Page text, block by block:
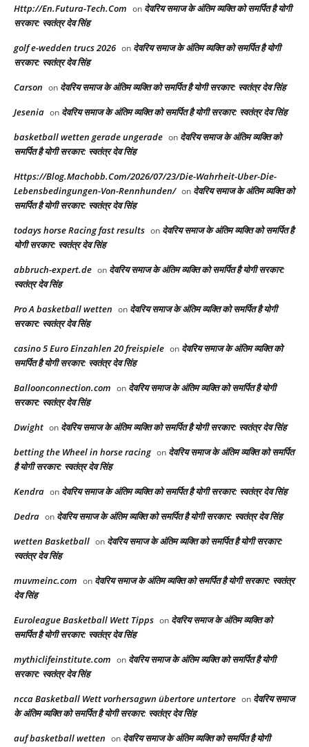
Http://En.Futura-Tech.Com on देवरिय समाज के अंतिम व्यक्ति को समर्पित है योगी
सरकार: स्वतंत्र देव सिंह
golf e-wedden trucs 2026 on देवरिय समाज के अंतिम व्यक्ति को समर्पित है योगी
सरकार: स्वतंत्र देव सिंह
Carson on देवरिय समाज के अंतिम व्यक्ति को समर्पित है योगी सरकार: स्वतंत्र देव सिंह
Jesenia on देवरिय समाज के अंतिम व्यक्ति को समर्पित है योगी सरकार: स्वतंत्र देव सिंह
basketball wetten gerade ungerade on देवरिय समाज के अंतिम व्यक्ति को
समर्पित है योगी सरकार: स्वतंत्र देव सिंह
Https://Blog.Machobb.Com/2026/07/23/Die-Wahrheit-Uber-Die-
Lebensbedingungen-Von-Rennhunden/ on देवरिय समाज के अंतिम व्यक्ति को
समर्पित है योगी सरकार: स्वतंत्र देव सिंह
todays horse Racing fast results​ on देवरिय समाज के अंतिम व्यक्ति को समर्पित है
योगी सरकार: स्वतंत्र देव सिंह
abbruch-expert.de on देवरिय समाज के अंतिम व्यक्ति को समर्पित है योगी सरकार:
स्वतंत्र देव सिंह
Pro A basketball wetten on देवरिय समाज के अंतिम व्यक्ति को समर्पित है योगी
सरकार: स्वतंत्र देव सिंह
casino 5 Euro Einzahlen 20 freispiele on देवरिय समाज के अंतिम व्यक्ति को
समर्पित है योगी सरकार: स्वतंत्र देव सिंह
Balloonconnection.com on देवरिय समाज के अंतिम व्यक्ति को समर्पित है योगी
सरकार: स्वतंत्र देव सिंह
Dwight on देवरिय समाज के अंतिम व्यक्ति को समर्पित है योगी सरकार: स्वतंत्र देव सिंह
betting the Wheel in horse racing​ on देवरिय समाज के अंतिम व्यक्ति को समर्पित
है योगी सरकार: स्वतंत्र देव सिंह
Kendra on देवरिय समाज के अंतिम व्यक्ति को समर्पित है योगी सरकार: स्वतंत्र देव सिंह
Dedra on देवरिय समाज के अंतिम व्यक्ति को समर्पित है योगी सरकार: स्वतंत्र देव सिंह
wetten Basketball on देवरिय समाज के अंतिम व्यक्ति को समर्पित है योगी सरकार:
स्वतंत्र देव सिंह
muvmeinc.com on देवरिय समाज के अंतिम व्यक्ति को समर्पित है योगी सरकार: स्वतंत्र
देव सिंह
Euroleague Basketball Wett Tipps on देवरिय समाज के अंतिम व्यक्ति को
समर्पित है योगी सरकार: स्वतंत्र देव सिंह
mythiclifeinstitute.com on देवरिय समाज के अंतिम व्यक्ति को समर्पित है योगी
सरकार: स्वतंत्र देव सिंह
ncca Basketball Wett vorhersagwn übertore untertore on देवरिय समाज
के अंतिम व्यक्ति को समर्पित है योगी सरकार: स्वतंत्र देव सिंह
auf basketball wetten on देवरिय समाज के अंतिम व्यक्ति को समर्पित है योगी